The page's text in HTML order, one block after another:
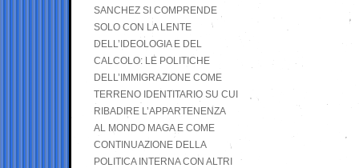
SANCHEZ SI COMPRENDE
SOLO CON LA LENTE
DELL’IDEOLOGIA E DEL
CALCOLO: LE POLITICHE
DELL’IMMIGRAZIONE COME
TERRENO IDENTITARIO SU CUI
RIBADIRE L’APPARTENENZA
AL MONDO MAGA E COME
CONTINUAZIONE DELLA
POLITICA INTERNA CON ALTRI